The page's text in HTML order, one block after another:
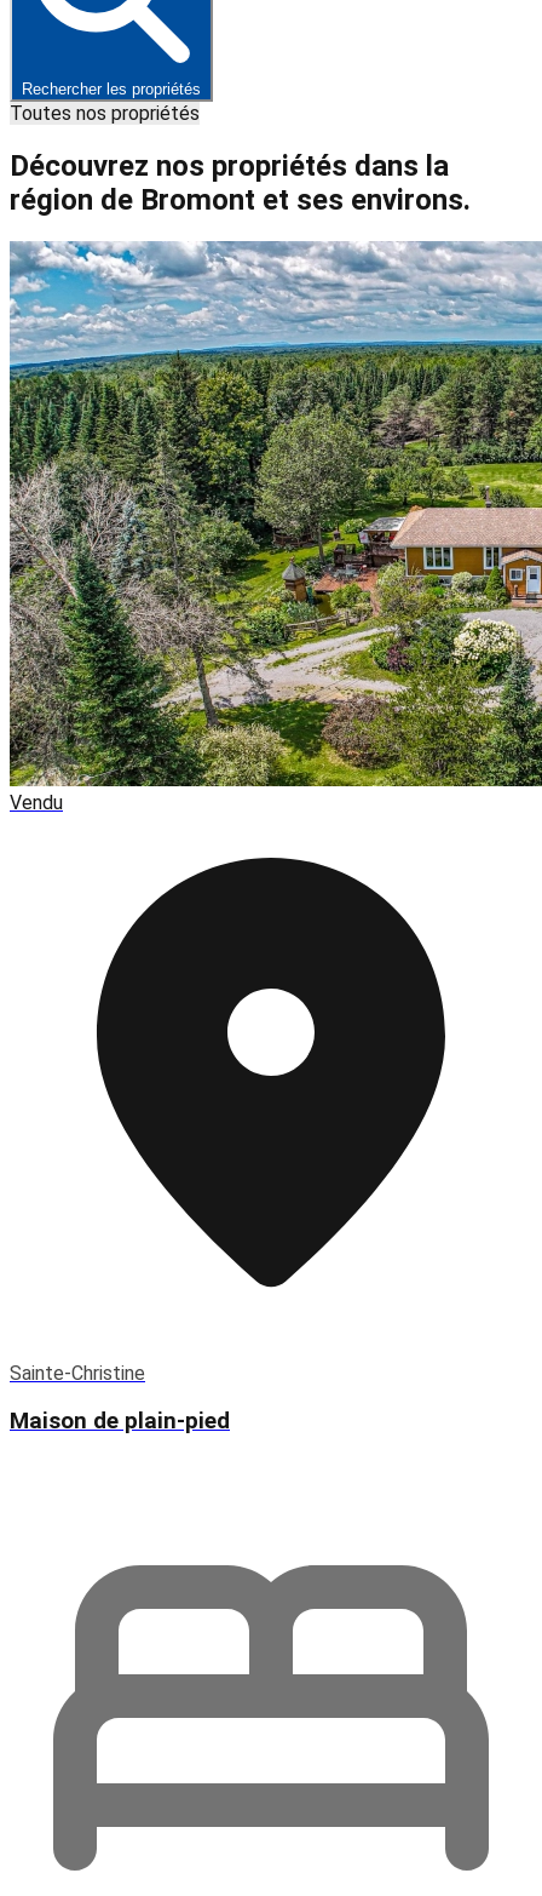
Rechercher les propriétés
Toutes nos propriétés
Découvrez nos propriétés dans la
région de Bromont et ses environs.
Vendu
Sainte-Christine
Maison de plain-pied